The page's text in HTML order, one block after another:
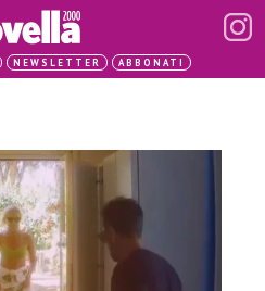
NEWSLETTER ABBONATI